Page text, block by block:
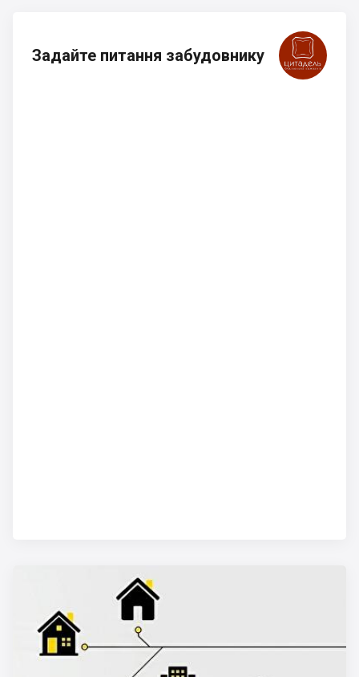
Задайте питання забудовнику